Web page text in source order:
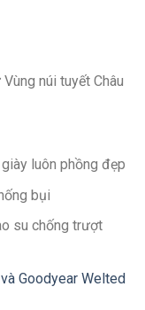
núi tuyết Châu
luôn phồng đẹp
bụi
su chống trượt
Goodyear Welted